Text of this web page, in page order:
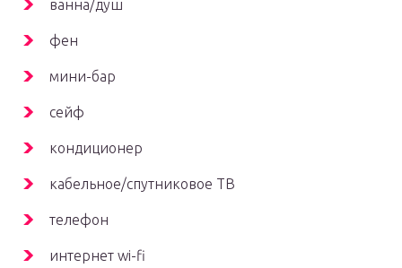
ванна/душ
фен
мини-бар
сейф
кондиционер
кабельное/спутниковое ТВ
телефон
интернет wi-fi